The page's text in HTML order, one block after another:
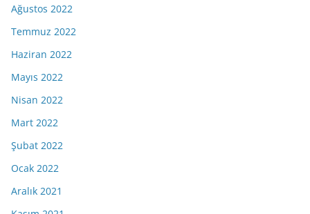
Ağustos 2022
Temmuz 2022
Haziran 2022
Mayıs 2022
Nisan 2022
Mart 2022
Şubat 2022
Ocak 2022
Aralık 2021